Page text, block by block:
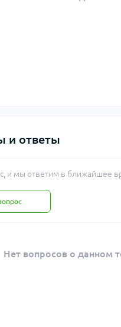
и ответы
и мы ответим в ближайшее
Нет вопросов о данном